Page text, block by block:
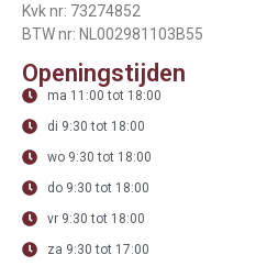
Kvk nr: 73274852
BTW nr: NL002981103B55
Openingstijden
ma 11:00 tot 18:00
di 9:30 tot 18:00
wo 9:30 tot 18:00
do 9:30 tot 18:00
vr 9:30 tot 18:00
za 9:30 tot 17:00